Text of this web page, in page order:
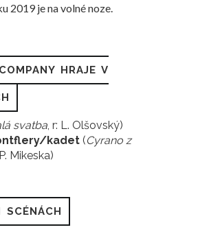
2019 je na volné noze.
HRAJE V
svatba, r: L. Olšovský)
kadet(Cyrano z
Mikeska)
SCÉNÁCH